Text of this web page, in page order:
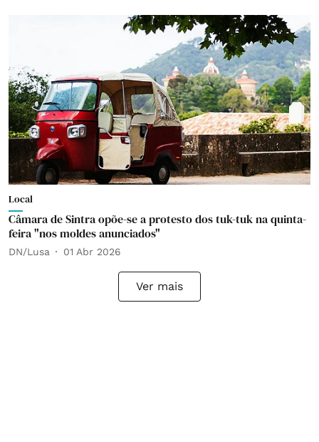
Local
Câmara de Sintra opõe-se a protesto dos tuk-tuk na quinta-
feira "nos moldes anunciados"
DN/Lusa 01 Abr 2026
Ver mais